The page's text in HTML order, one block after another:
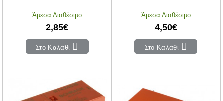
Άμεσα Διαθέσιμο
2,85€
Στο Καλάθι
Άμεσα Διαθέσιμο
4,50€
Στο Καλάθι